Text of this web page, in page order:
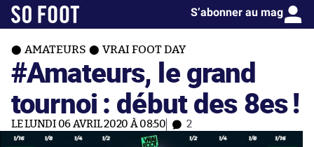
S’abonner au mag
AMATEURS VRAI FOOT DAY
#Amateurs, le grand
tournoi : début des 8es !
LE LUNDI 06 AVRIL 2020 À 08:50 2